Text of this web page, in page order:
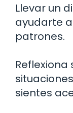
Llevar un
ayudarte
patrones.
sientes